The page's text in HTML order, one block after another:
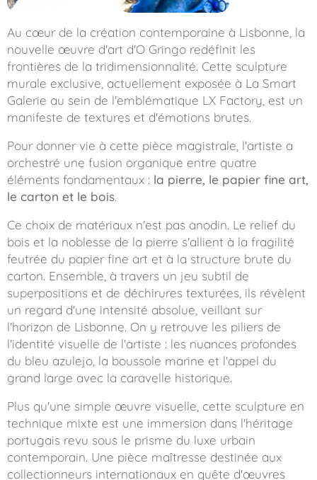
Au cœur de la création contemporaine à Lisbonne, la
nouvelle œuvre d'art d'O Gringo redéfinit les
frontières de la tridimensionnalité. Cette sculpture
murale exclusive, actuellement exposée à La Smart
Galerie au sein de l'emblématique LX Factory, est un
manifeste de textures et d'émotions brutes.
Pour donner vie à cette pièce magistrale, l'artiste a
orchestré une fusion organique entre quatre
éléments fondamentaux : la pierre, le papier fine art,
le carton et le bois.
Ce choix de matériaux n'est pas anodin. Le relief du
bois et la noblesse de la pierre s'allient à la fragilité
feutrée du papier fine art et à la structure brute du
carton. Ensemble, à travers un jeu subtil de
superpositions et de déchirures texturées, ils révèlent
un regard d'une intensité absolue, veillant sur
l'horizon de Lisbonne. On y retrouve les piliers de
l'identité visuelle de l'artiste : les nuances profondes
du bleu azulejo, la boussole marine et l'appel du
grand large avec la caravelle historique.
Plus qu'une simple œuvre visuelle, cette sculpture en
technique mixte est une immersion dans l'héritage
portugais revu sous le prisme du luxe urbain
contemporain. Une pièce maîtresse destinée aux
collectionneurs internationaux en quête d'œuvres